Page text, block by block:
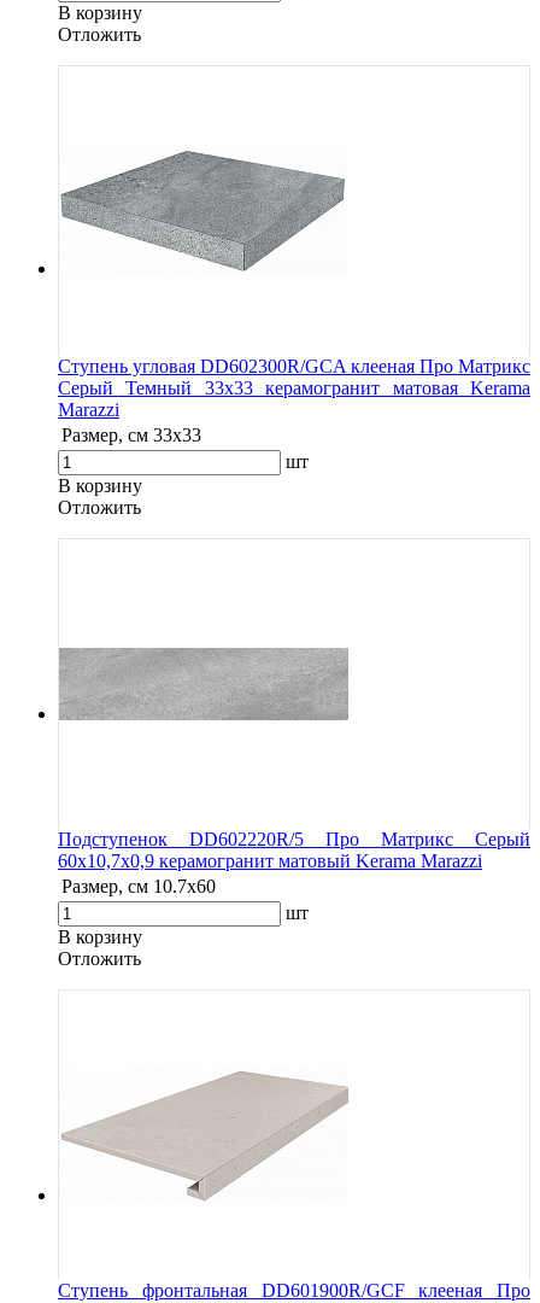
В корзину
Oтложить
Ступень угловая DD602300R/GCA клееная Про Матрикс
Серый Темный 33х33 керамогранит матовая Kerama
Marazzi
Размер, см 33х33
шт
В корзину
Oтложить
Подступенок DD602220R/5 Про Матрикс Серый
60x10,7x0,9 керамогранит матовый Kerama Marazzi
Размер, см 10.7x60
шт
В корзину
Oтложить
Ступень фронтальная DD601900R/GCF клееная Про